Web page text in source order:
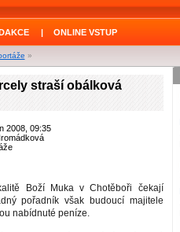
| ONLINE VSTUP
»
straší obálková
2008, 09:35
Boží Muka v Chotěboři čekají
pořadník však budoucí majitele
nabídnuté peníze.